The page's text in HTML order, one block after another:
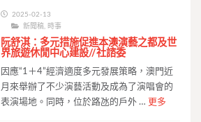
2025-02-13
新聞稿, 時事
阮舒淇：多元措施促進本澳演藝之都及世
界旅遊休閒中心建設//社諮委
因應“1＋4”經濟適度多元發展策略，澳門近
月來舉辦了不少演藝活動及成為了演唱會的
表演場地。同時，位於路氹的戶外 … 更多